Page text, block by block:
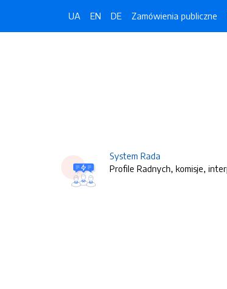
UA EN DE Zamówienia publiczne
System Rada
Profile Radnych, komisje,